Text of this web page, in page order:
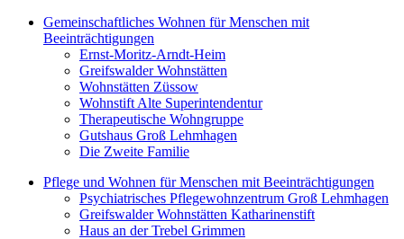
Gemeinschaftliches Wohnen für Menschen mit
Beeinträchtigungen
Ernst-Moritz-Arndt-Heim
Greifswalder Wohnstätten
Wohnstätten Züssow
Wohnstift Alte Superintendentur
Therapeutische Wohngruppe
Gutshaus Groß Lehmhagen
Die Zweite Familie
Pflege und Wohnen für Menschen mit Beeinträchtigungen
Psychiatrisches Pflegewohnzentrum Groß Lehmhagen
Greifswalder Wohnstätten Katharinenstift
Haus an der Trebel Grimmen